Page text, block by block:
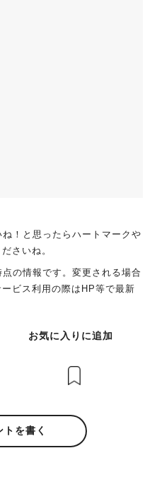
！と思ったらハートマークや
さいね。
の情報です。変更される場合
ビス利用の際はHP等で最新
お気に入りに追加
トを書く